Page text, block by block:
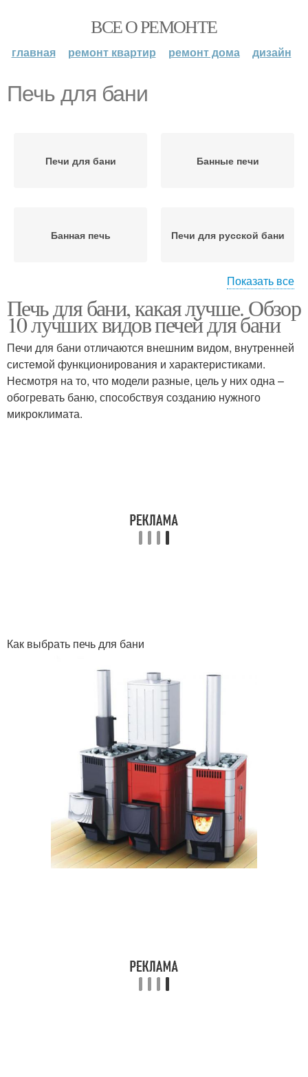
ВСЕ О РЕМОНТЕ
главная ремонт квартир ремонт дома дизайн
Печь для бани
Печи для бани Банные печи
Банная печь Печи для русской бани
Бани по мнению Печи с баком
Печь из нержавейки Печи по типу
Печи от российских
Печи из чугуна
Котлы для бани Котёл для бани
Самодельные печи Печь из металла
Показать все
Печь для бани, какая лучше. Обзор
10 лучших видов печей для бани
Печи для бани отличаются внешним видом, внутренней
системой функционирования и характеристиками.
Несмотря на то, что модели разные, цель у них одна –
обогревать баню, способствуя созданию нужного
микроклимата.
Как выбрать печь для бани